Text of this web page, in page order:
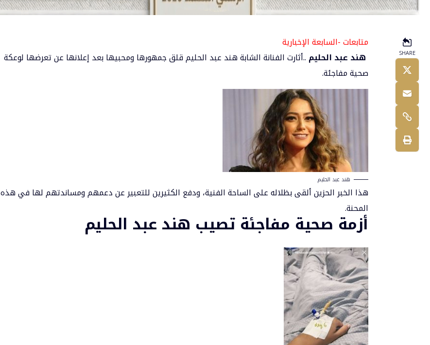
SHARE
متابعات -السابعة الإخبارية
هند عبد الحليم ..أثارت الفنانة الشابةهند عبد الحليمقلق جمهورها ومحبيها بعد إعلانها عن تعرضها لوعكة
صحية مفاجئة.
هند عبد الحليم
هذا الخبر الحزين ألقى بظلاله على الساحة الفنية، ودفع الكثيرين للتعبير عن دعمهم ومساندتهم لها في هذه
المحنة.
أزمة صحية مفاجئة تصيب هند عبد الحليم